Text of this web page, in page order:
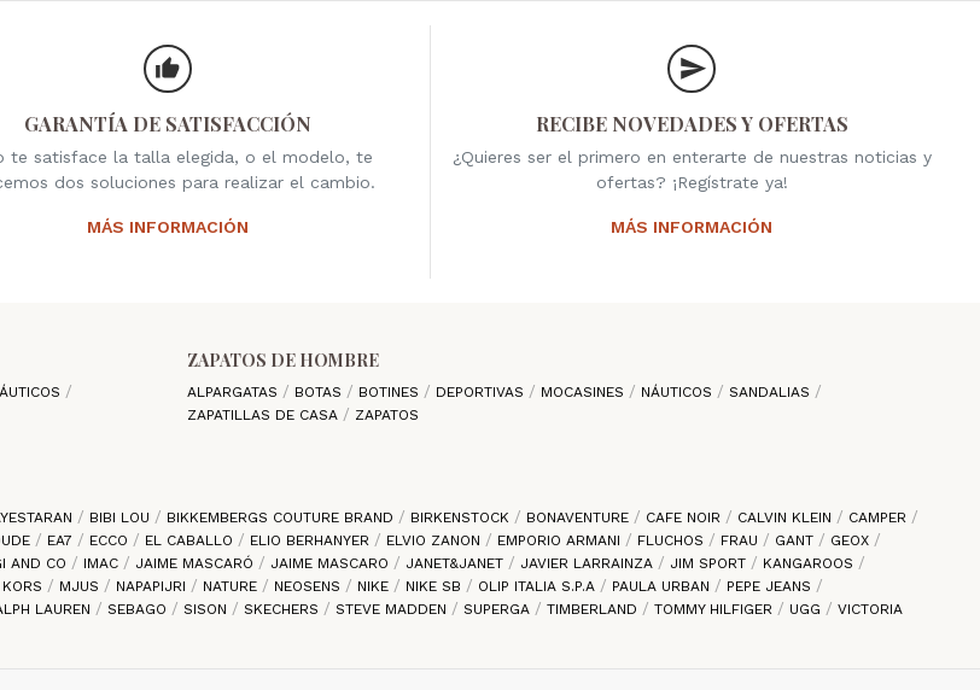
GARANTÍA DE SATISFACCIÓN
te satisface la talla elegida, o el modelo, te
dos soluciones para realizar el cambio.
MÁS INFORMACIÓN
RECIBE NOVEDADES Y OFERTAS
¿Quieres ser el primero en enterarte de nuestras noticias y
ofertas? ¡Regístrate ya!
MÁS INFORMACIÓN
ZAPATOS DE HOMBRE
ALPARGATAS BOTAS BOTINES DEPORTIVAS MOCASINES NÁUTICOS
SANDALIAS
ZAPATILLAS DE CASA
ZAPATOS
BIBI LOU BIKKEMBERGS COUTURE BRAND BIRKENSTOCK BONAVENTURE CAFE NOIR CALVIN KLEIN
CAMPER
EA7 ECCO EL CABALLO ELIO BERHANYER ELVIO ZANON EMPORIO ARMANI FLUCHOS FRAU GANT
GEOX
AND CO IMAC JAIME MASCARÓ JAIME MASCARO JANET&JANET JAVIER LARRAINZA JIM SPORT
KANGAROOS
MJUS NAPAPIJRI NATURE NEOSENS NIKE NIKE SB OLIP ITALIA S.P.A PAULA URBAN
PEPE JEANS
LAUREN SEBAGO SISON SKECHERS STEVE MADDEN SUPERGA TIMBERLAND TOMMY HILFIGER UGG VICTORIA